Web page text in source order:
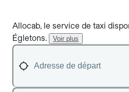
Allocab, le service de taxi
Égletons.
Voir plus